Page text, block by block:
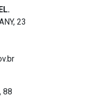
23
88